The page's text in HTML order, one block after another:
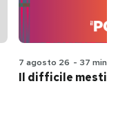
7 agosto 26 - 37 min
Il difficile